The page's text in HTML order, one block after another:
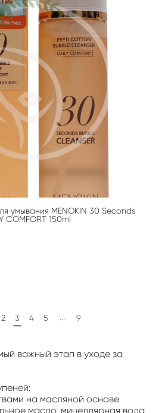
умывания MENOKIN 30 Seconds
COMFORT 150ml
2 3 4 5 ... 9
важный этап в уходе за
на масляной основе
масло, мицеллярная вода,